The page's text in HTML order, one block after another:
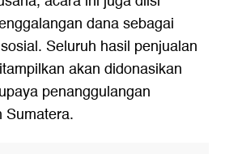
dana sebagai
Seluruh hasil penjualan
akan didonasikan
penanggulangan
Sumatera.